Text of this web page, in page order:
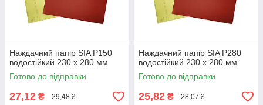
Наждачний папір SIA P150
водостійкий 230 х 280 мм
Готово до відправки
27,12 ₴ 29,48 ₴
Наждачний папір SIA P280
водостійкий 230 х 280 мм
Готово до відправки
25,82 ₴ 28,07 ₴